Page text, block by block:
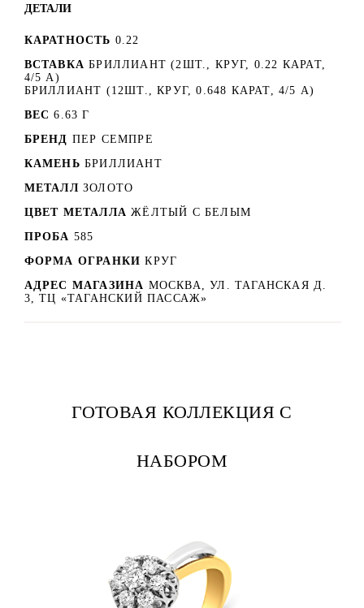
ДЕТАЛИ
КАРАТНОСТЬ 0.22
ВСТАВКА БРИЛЛИАНТ (2ШТ., КРУГ, 0.22 КАРАТ,
4/5 А)
БРИЛЛИАНТ (12ШТ., КРУГ, 0.648 КАРАТ, 4/5 А)
ВЕС 6.63 Г
БРЕНД ПЕР СЕМПРЕ
КАМЕНЬ БРИЛЛИАНТ
МЕТАЛЛ ЗОЛОТО
ЦВЕТ МЕТАЛЛА ЖЁЛТЫЙ С БЕЛЫМ
ПРОБА 585
ФОРМА ОГРАНКИ КРУГ
АДРЕС МАГАЗИНА МОСКВА, УЛ. ТАГАНСКАЯ Д.
3, ТЦ «ТАГАНСКИЙ ПАССАЖ»
ГОТОВАЯ КОЛЛЕКЦИЯ С
НАБОРОМ